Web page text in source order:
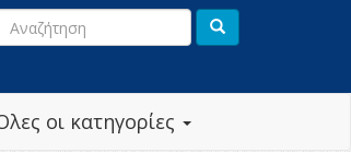
οι κατηγορίες